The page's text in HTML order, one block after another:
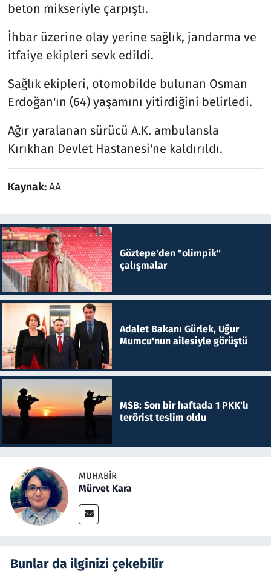
beton mikseriyle çarpıştı.
İhbar üzerine olay yerine sağlık, jandarma ve
itfaiye ekipleri sevk edildi.
Sağlık ekipleri, otomobilde bulunan Osman
Erdoğan'ın (64) yaşamını yitirdiğini belirledi.
Ağır yaralanan sürücü A.K. ambulansla
Kırıkhan Devlet Hastanesi'ne kaldırıldı.
Kaynak:AA
Göztepe'den "olimpik"
çalışmalar
Adalet Bakanı Gürlek, Uğur
Mumcu'nun ailesiyle görüştü
MSB: Son bir haftada 1 PKK'lı
terörist teslim oldu
MUHABIR
Mürvet Kara
Bunlar da ilginizi çekebilir
Televizyon